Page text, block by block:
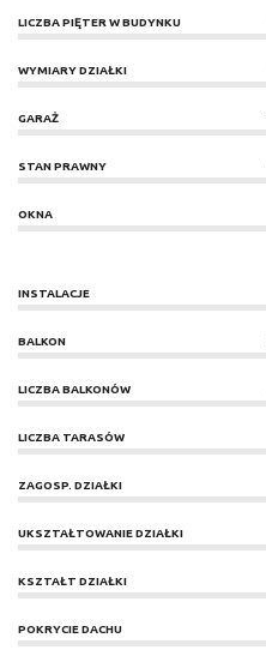
LICZBA PIĘTER W BUDYNKU
WYMIARY DZIAŁKI
GARAŻ
STAN PRAWNY
OKNA
INSTALACJE
BALKON
LICZBA BALKONÓW
LICZBA TARASÓW
ZAGOSP. DZIAŁKI
UKSZTAŁTOWANIE DZIAŁKI
KSZTAŁT DZIAŁKI
POKRYCIE DACHU